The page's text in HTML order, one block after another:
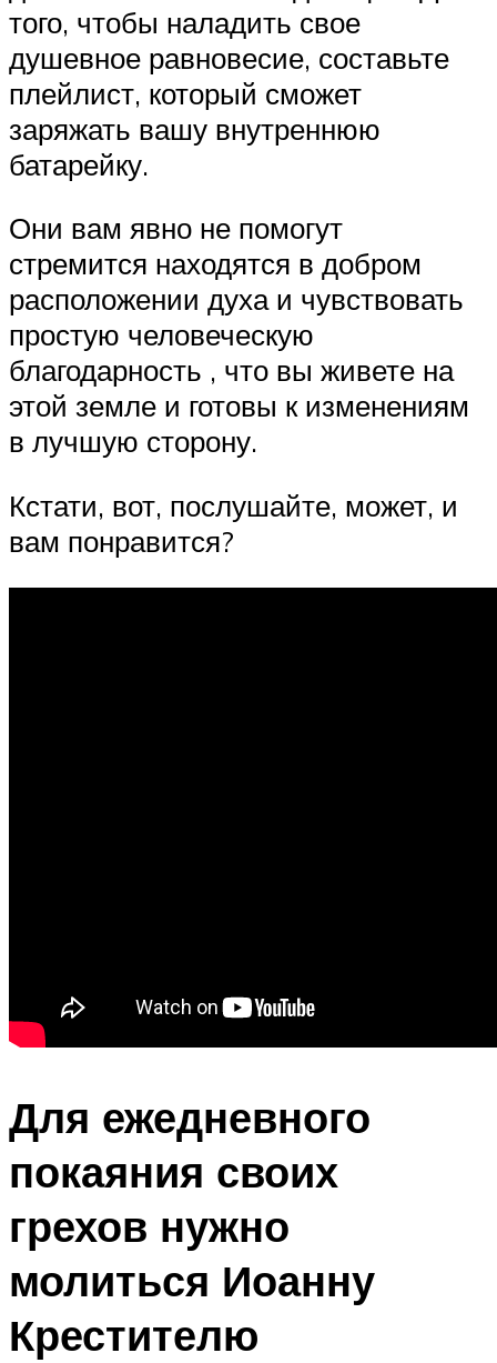
того, чтобы наладить свое
душевное равновесие, составьте
плейлист, который сможет
заряжать вашу внутреннюю
батарейку.
Они вам явно не помогут
стремится находятся в добром
расположении духа и чувствовать
простую человеческую
благодарность , что вы живете на
этой земле и готовы к изменениям
в лучшую сторону.
Кстати, вот, послушайте, может, и
вам понравится?
Для ежедневного
покаяния своих
грехов нужно
молиться Иоанну
Крестителю